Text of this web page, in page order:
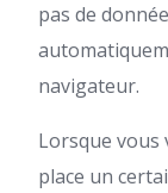
pas de
navigateur.
Lorsque vous
place un